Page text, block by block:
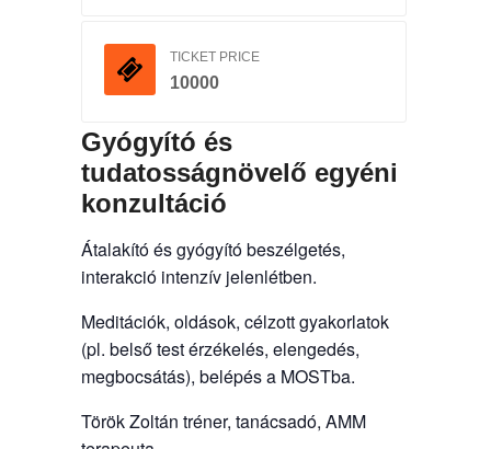
TICKET PRICE
10000
Gyógyító és
tudatosságnövelő egyéni
konzultáció
Átalakító és gyógyító beszélgetés,
interakció intenzív jelenlétben.
Meditációk, oldások, célzott gyakorlatok
(pl. belső test érzékelés, elengedés,
megbocsátás), belépés a MOSTba.
Török Zoltán tréner, tanácsadó, AMM